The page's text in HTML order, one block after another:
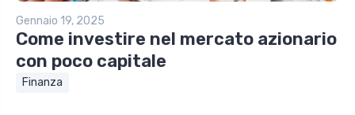
Gennaio 19, 2025
Come investire nel mercato azionario
con poco capitale
Finanza